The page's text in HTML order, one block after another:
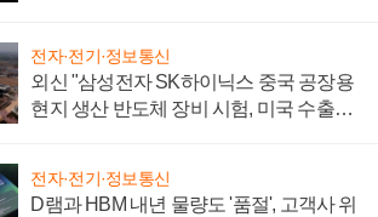
전자·전기·정보통신
외신 "삼성전자 SK하이닉스 중국 공장용
현지 생산 반도체 장비 시험, 미국 수출통
전자·전기·정보통신
D램과 HBM 내년 물량도 '품절', 고객사 위